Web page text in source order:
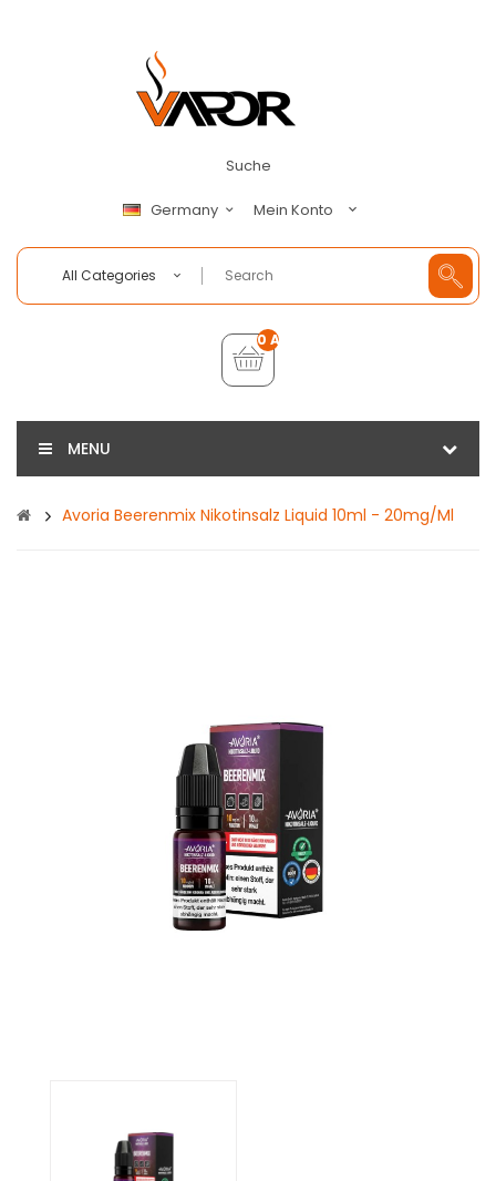
Suche
Germany Mein Konto
All Categories
0 Artikel - €0,00
MENU
Avoria Beerenmix Nikotinsalz Liquid 10ml - 20mg/ml